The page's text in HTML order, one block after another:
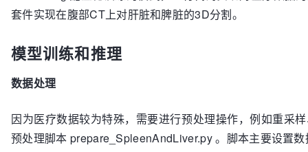
套件实现在腹部CT上对肝脏和脾脏的3D分割。
模型训练和推理
数据处理
因为医疗数据较为特殊，需要进行预处理操作，例如重采
预处理脚本 prepare_SpleenAndLiver.py 。脚本主要设置